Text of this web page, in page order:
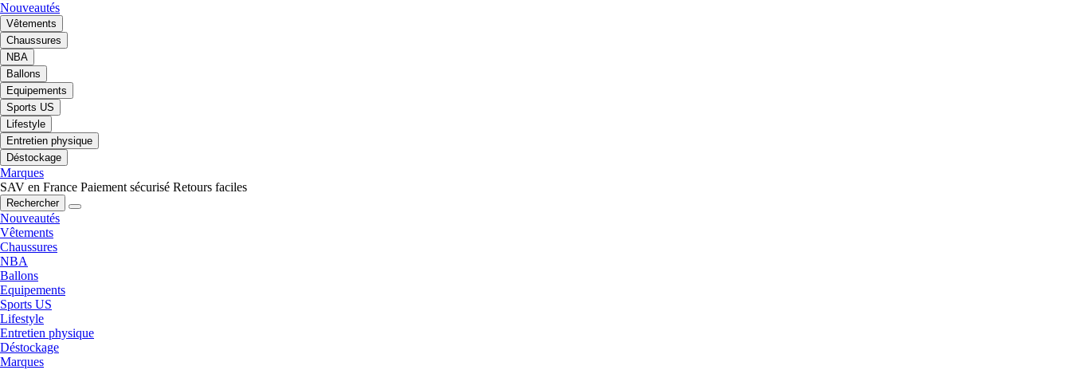
Nouveautés
Vêtements
Chaussures
NBA
Ballons
Equipements
Sports US
Lifestyle
Entretien physique
Déstockage
Marques
SAV en France Paiement sécurisé Retours faciles
Rechercher
Nouveautés
Vêtements
Chaussures
NBA
Ballons
Equipements
Sports US
Lifestyle
Entretien physique
Déstockage
Marques